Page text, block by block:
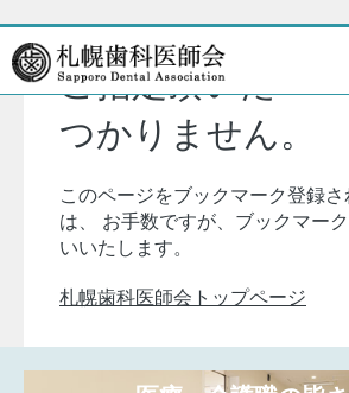
ご指定頂いたペ
つかりません。
このページをブックマーク登録
は、
お手数ですが、ブックマー
いいたします。
札幌歯科医師会トップページ